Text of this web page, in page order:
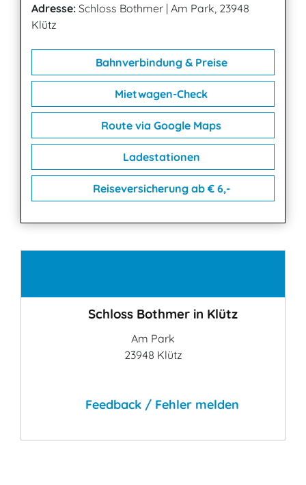
Adresse: Schloss Bothmer | Am Park, 23948
Klütz
Bahnverbindung & Preise
Mietwagen-Check
Route via Google Maps
Ladestationen
Reiseversicherung ab € 6,-
Schloss Bothmer in Klütz
Am Park
23948 Klütz
Feedback / Fehler melden